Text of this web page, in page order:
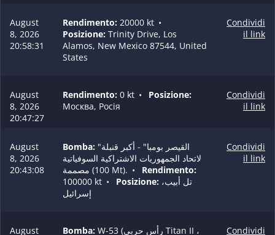
August
8, 2026
20:58:31
Rendimento: 20000 kt •
Posizione: Trinity Drive, Los
Alamos, New Mexico 87544, United
States
Condividi
il link
August
8, 2026
20:47:27
Rendimento: 0 kt •
Posizione:
Москва, Росія
Condividi
il link
August
8, 2026
20:43:08
Bomba: "القيصر بومبا" - أكبر قنبلة
لاتحاد الجمهوريات الاشتراكية السوفياتية
مصممة (100 Mt). •
Rendimento:
100000 kt • Posizione:
إسرائيل
Condividi
il link
August
Bomba: W-53 (رأس حربي Titan II ،
Condividi